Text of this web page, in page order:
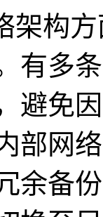
架构
有多
避免
部网
余备